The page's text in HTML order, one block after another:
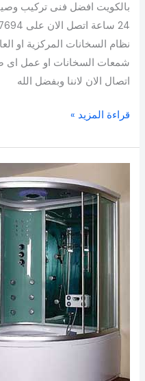
بالكويت افضل فنى تركيب
نظام السخانات المركزية او
شمعات السخانات او عمل اى
اتصال الان لاننا وبفضل الله
قراءة المزيد »
صحي
الكويت
50707694